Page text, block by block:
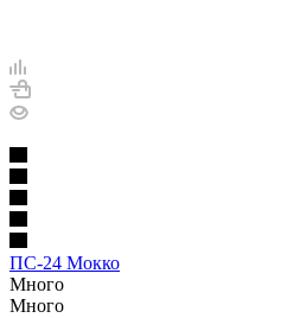
ПС-24 Мокко
Много
Много